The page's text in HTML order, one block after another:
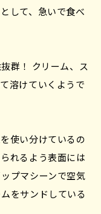
して、急いで食べ
群！ クリーム、ス
溶けていくようで
使い分けているの
れるよう表面には
プマシーンで空気
をサンドしている